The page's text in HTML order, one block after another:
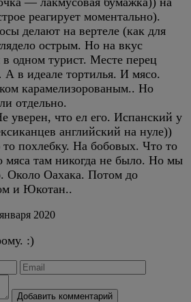
реагирует моментально).
делают на вертеле (как для
острым. Но на вкус
одном турист. Месте перец
в идеале тортилья. И мясо.
карамелизорованым.. Но
отдельно.
уверен, что ел его. Испанский у
английский на нуле))
похлебку. На бобовых. Что то
мяса там никогда не было. Но мы
Оахака. Потом до
и Юкотан..
2020
:)
Добавить комментарий